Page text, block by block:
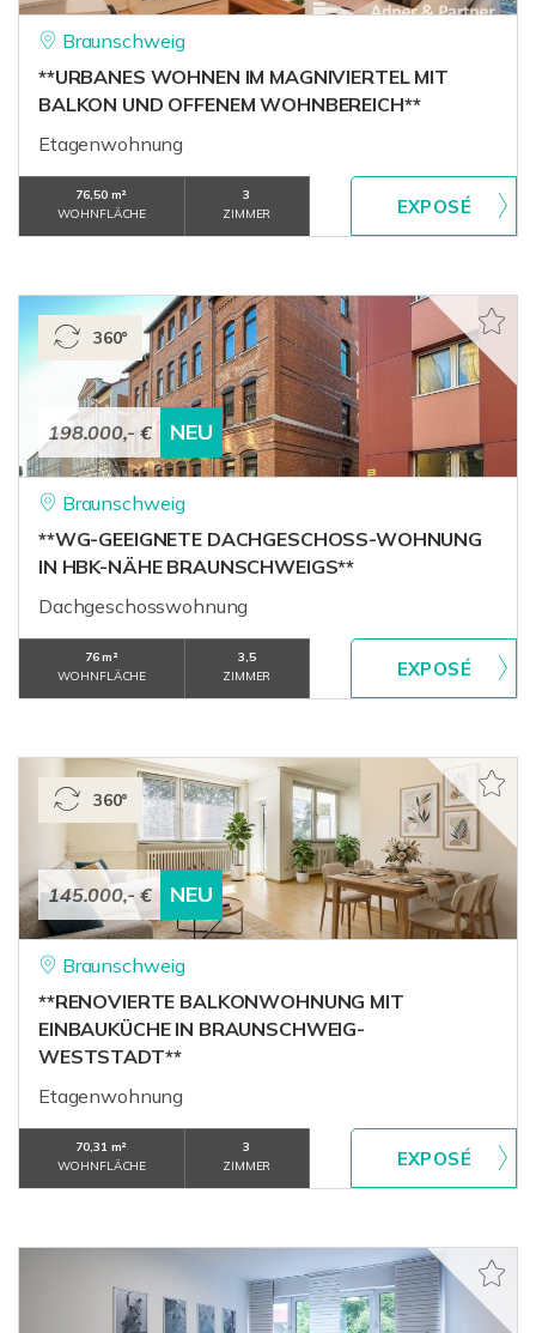
Braunschweig
**URBANES WOHNEN IM MAGNIVIERTEL MIT
BALKON UND OFFENEM WOHNBEREICH**
Etagenwohnung
76,50 m²
WOHNFLÄCHE
3
ZIMMER
198.000,- € NEU
360°
Braunschweig
**WG-GEEIGNETE DACHGESCHOSS-WOHNUNG
IN HBK-NÄHE BRAUNSCHWEIGS**
Dachgeschosswohnung
76 m²
WOHNFLÄCHE
3,5
ZIMMER
145.000,- € NEU
360°
Braunschweig
**RENOVIERTE BALKONWOHNUNG MIT
EINBAUKÜCHE IN BRAUNSCHWEIG-
WESTSTADT**
Etagenwohnung
70,31 m²
WOHNFLÄCHE
3
ZIMMER